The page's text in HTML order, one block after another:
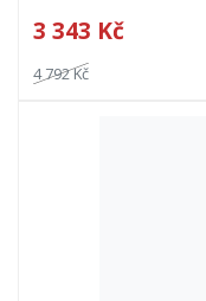
3 343 Kč
4 792 Kč